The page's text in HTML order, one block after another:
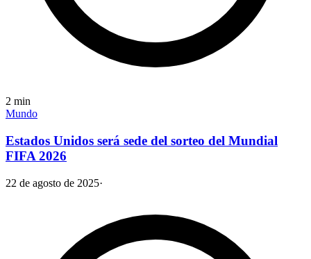
2 min
Mundo
Estados Unidos será sede del sorteo del Mundial
FIFA 2026
22 de agosto de 2025·